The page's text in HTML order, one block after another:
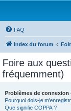
FAQ
Index du forum
Foire aux
fréquemment)
Problèmes de connexion
Pourquoi dois-je
Que signifie COPPA ?